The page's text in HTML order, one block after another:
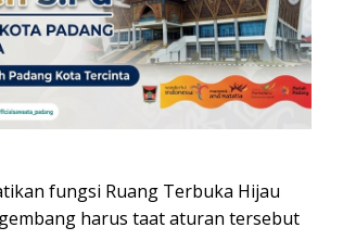
fungsi Ruang Terbuka Hijau
harus taat aturan tersebut